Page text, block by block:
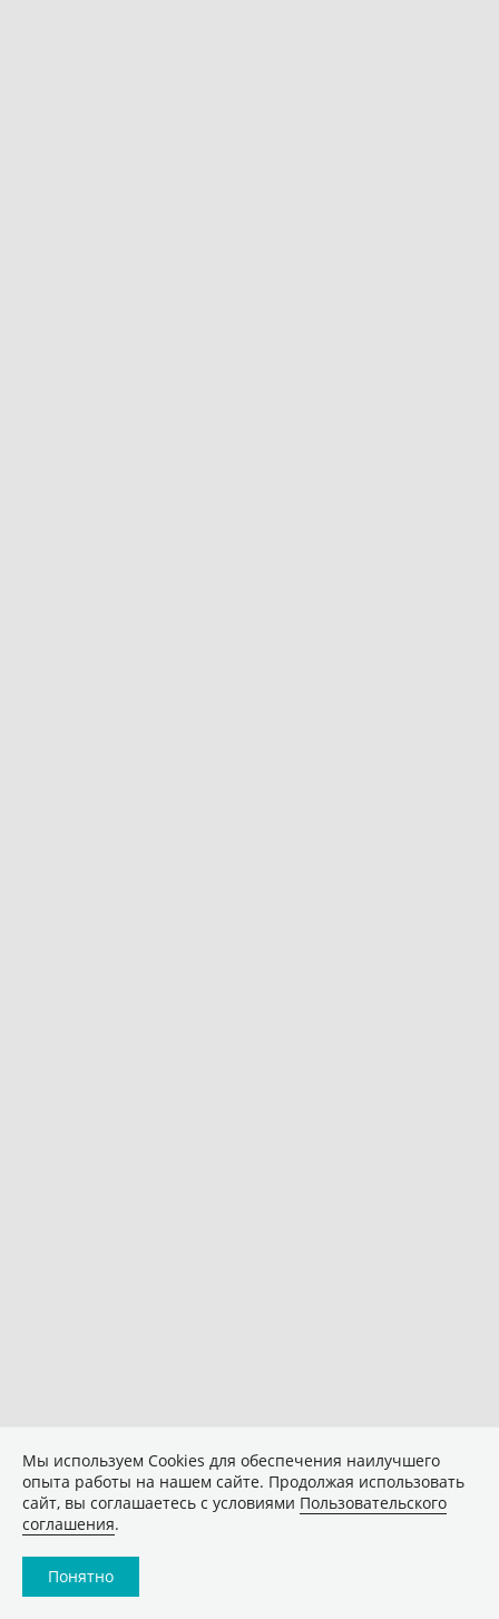
Мы используем Сookies для обеспечения наилучшего
опыта работы на нашем сайте. Продолжая использовать
сайт, вы соглашаетесь с условиями Пользовательского
соглашения.
Понятно